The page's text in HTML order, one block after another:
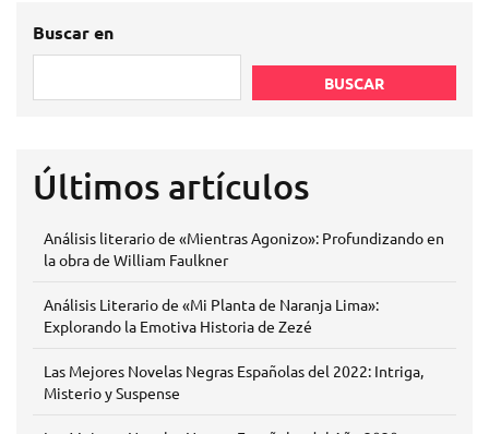
Buscar en
BUSCAR
Últimos artículos
Análisis literario de «Mientras Agonizo»: Profundizando en
la obra de William Faulkner
Análisis Literario de «Mi Planta de Naranja Lima»:
Explorando la Emotiva Historia de Zezé
Las Mejores Novelas Negras Españolas del 2022: Intriga,
Misterio y Suspense